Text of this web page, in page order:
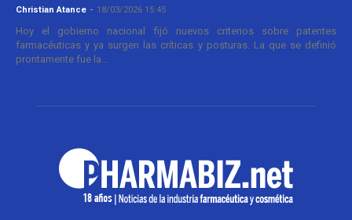
Christian Atance - 18/03/2026 15:45
Hoy el gobierno nacional fijó nuevos criterios sobre patentes
farmacéuticas y ya surgen las críticas y posturas. La que se definió
prontamente fue la...